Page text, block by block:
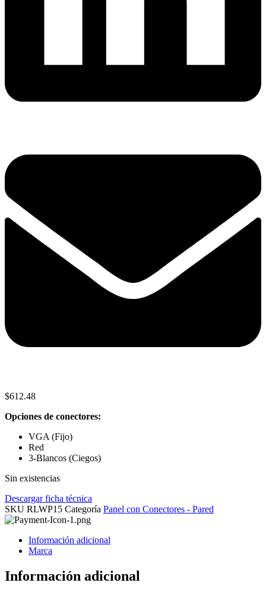
$612.48
Opciones de conectores:
VGA (Fijo)
Red
3-Blancos (Ciegos)
Sin existencias
Descargar ficha técnica
SKU RLWP15 Categoría Panel con Conectores - Pared
Información adicional
Marca
Información adicional